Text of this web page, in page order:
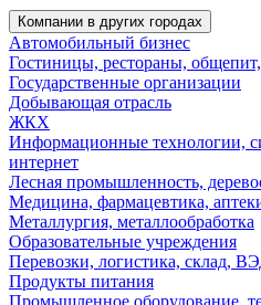
Компании в других городах
Автомобильный бизнес
Гостиницы, рестораны,
Государственные организации
Добывающая отрасль
ЖКХ
Информационные технологии,
интернет
Лесная промышленность,
Медицина, фармацевтика,
Металлургия, металлообработка
Образовательные учреждения
Перевозки, логистика, склад,
Продукты питания
Промышленное оборудование,